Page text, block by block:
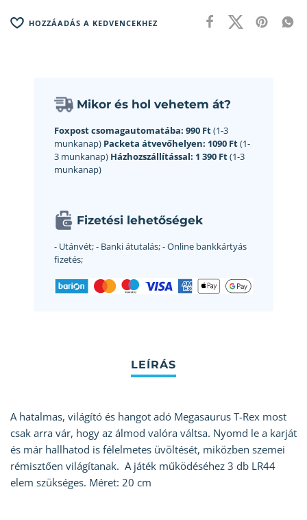
HOZZÁADÁS A KEDVENCEKHEZ
Mikor és hol vehetem át?
Foxpost csomagautomatába: 990 Ft(1-3
munkanap) Packeta átvevőhelyen: 1090 Ft(1-
3 munkanap) Házhozszállítással: 1 390 Ft(1-3
munkanap)
Fizetési lehetőségek
- Utánvét;- Banki átutalás;- Online bankkártyás
fizetés;
A hatalmas, világító és hangot adó Megasaurus T-Rex most
csak arra vár, hogy az álmod valóra váltsa. Nyomd le a karját
és már hallhatod is félelmetes üvöltését, miközben szemei
rémisztően világítanak. A játék működéséhez 3 db LR44
elem szükséges. Méret: 20 cm